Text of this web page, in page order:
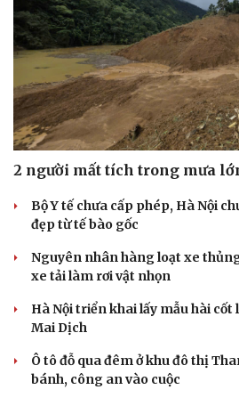
2 người mất tích trong mưa
Bộ Y tế chưa cấp phép, Hà Nội
đẹp từ tế bào gốc
Nguyên nhân hàng loạt xe
xe tải làm rơi vật nhọn
Hà Nội triển khai lấy mẫu hài
Mai Dịch
Ô tô đỗ qua đêm ở khu đô thị
bánh, công an vào cuộc